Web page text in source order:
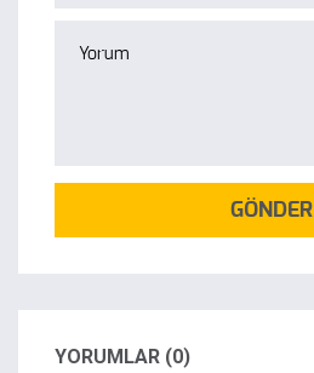
GÖNDER
YORUMLAR (0)